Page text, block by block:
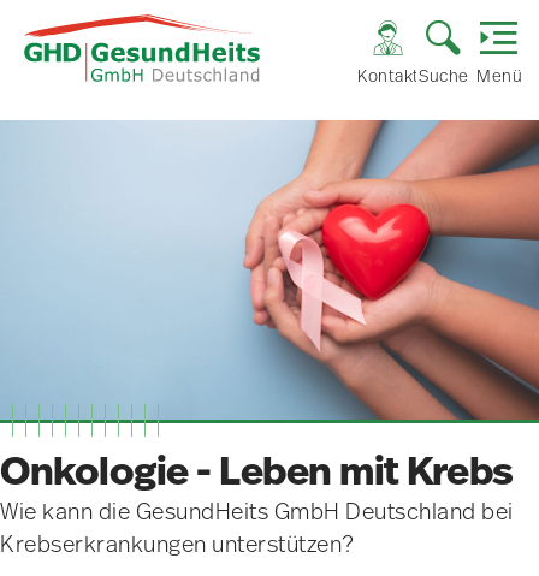
KontaktSuche Menü
Onkologie - Leben mit Krebs
Wie kann die GesundHeits GmbH Deutschland bei
Krebserkrankungen unterstützen?